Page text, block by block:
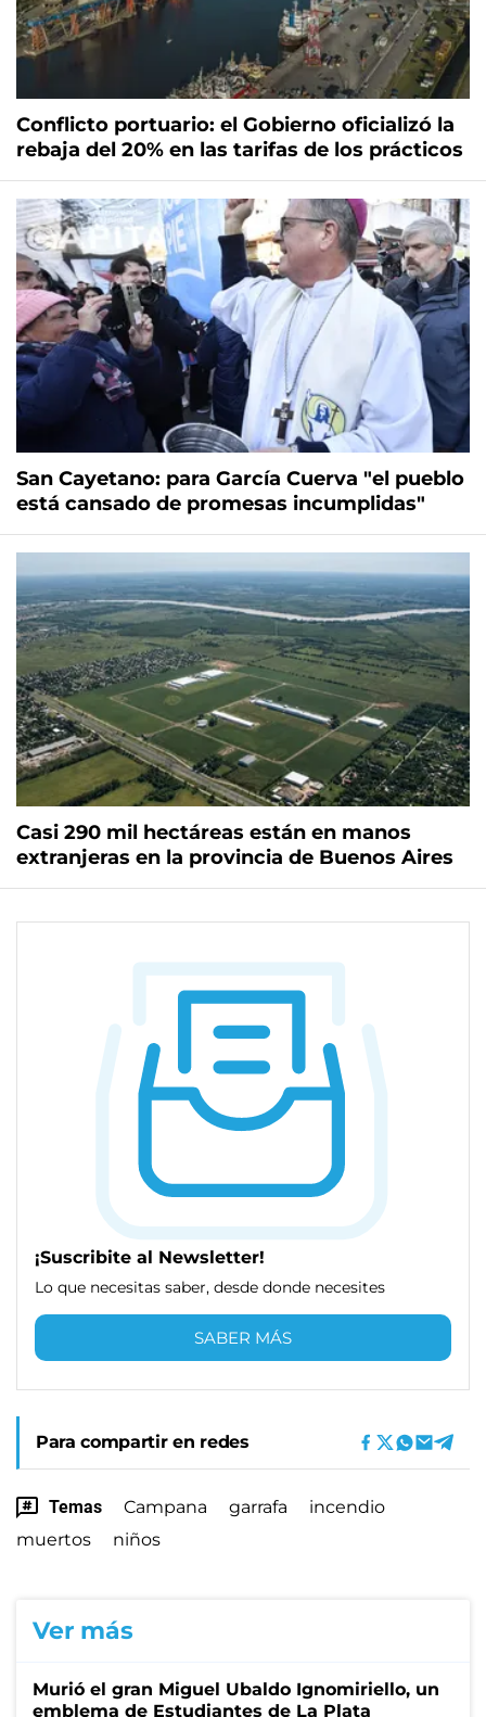
Conflicto portuario: el Gobierno oficializó la
rebaja del 20% en las tarifas de los prácticos
San Cayetano: para García Cuerva "el pueblo
está cansado de promesas incumplidas"
Casi 290 mil hectáreas están en manos
extranjeras en la provincia de Buenos Aires
¡Suscribite al Newsletter!
Lo que necesitas saber, desde donde necesites
SABER MÁS
Para compartir en redes
Temas Campana garrafa
incendio
muertos
niños
Ver más
Murió el gran Miguel Ubaldo Ignomiriello, un
emblema de Estudiantes de La Plata